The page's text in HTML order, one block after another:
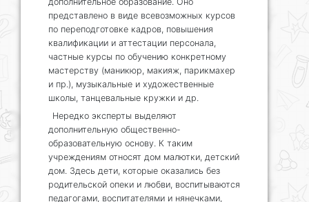
представлено в виде всевозможных курсов
по переподготовке кадров, повышения
квалификации и аттестации персонала,
частные курсы по обучению конкретному
мастерству (маникюр, макияж, парикмахер
и пр.), музыкальные и художественные
школы, танцевальные кружки и др.
Нередко эксперты выделяют
дополнительную общественно-
образовательную основу. К таким
учреждениям относят дом малютки, детский
дом. Здесь дети, которые оказались без
родительской опеки и любви, воспитываются
педагогами, воспитателями и нянечками,